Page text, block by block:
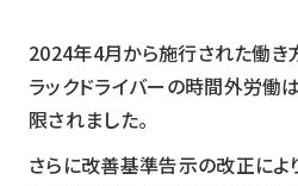
2024年4月から施行された働き
ラックドライバーの時間外労
限されました。
さらに改善基準告示の改正によ